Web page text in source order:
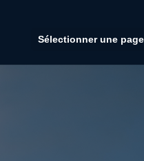
Sélectionner une page